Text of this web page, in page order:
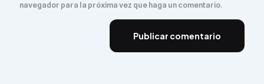
navegador para la próxima vez que haga un comentario.